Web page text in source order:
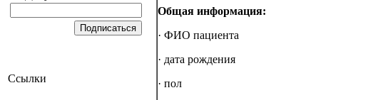
Ссылки
Об­щая ин­фор­ма­ция:
· ФИО па­ци­ен­та
· да­та ро­ж­де­ния
· пол